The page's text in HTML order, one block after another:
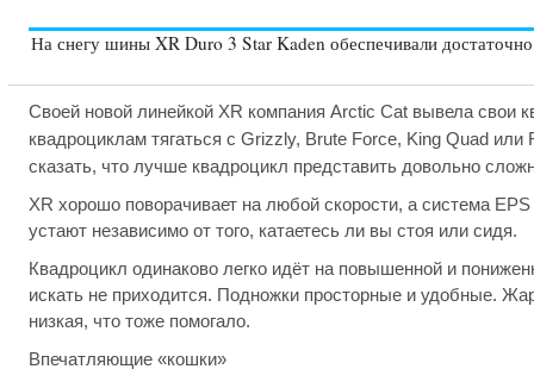
На снегу шины XR Duro 3 Star Kaden обеспечивали
Своей новой линейкой XR компания Arctic Cat вывела свои
квадроциклам тягаться с Grizzly, Brute Force, King Quad
сказать, что лучше квадроцикл представить довольно
XR хорошо поворачивает на любой скорости, а система
устают независимо от того, катаетесь ли вы стоя или сидя.
Квадроцикл одинаково легко идёт на повышенной и
искать не приходится. Подножки просторные и удобные.
низкая, что тоже помогало.
Впечатляющие «кошки»